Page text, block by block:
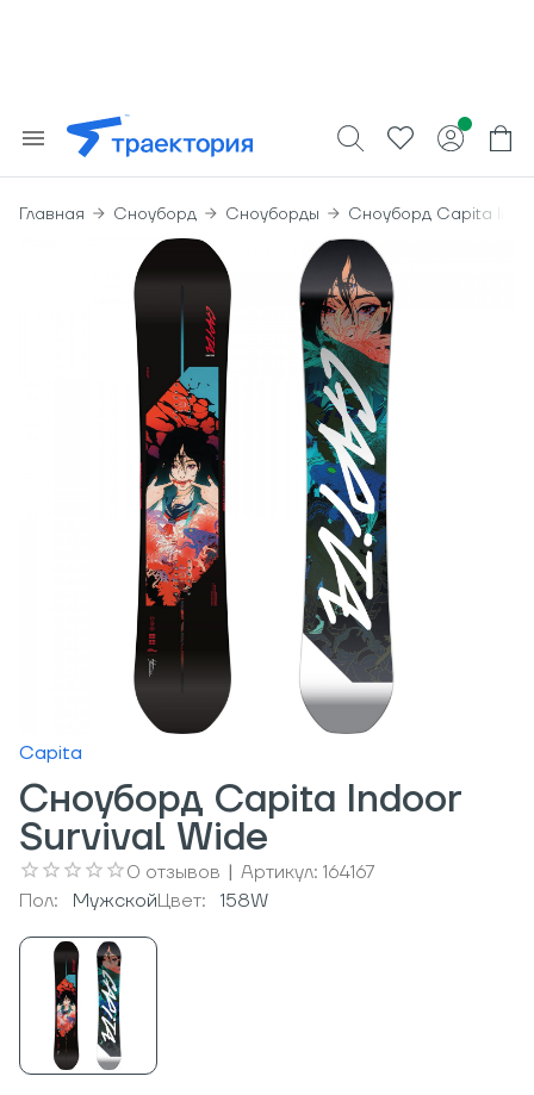
Главная Сноуборд Сноуборды Сноуборд Capita
Capita
Сноуборд Capita Indoor
Survival Wide
0 отзывов | Артикул: 164167
Пол:
МужcкойЦвет: 158W